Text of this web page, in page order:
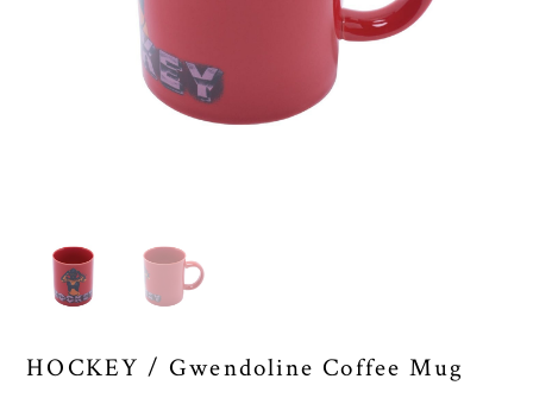
HOCKEY / Gwendoline Coffee Mug